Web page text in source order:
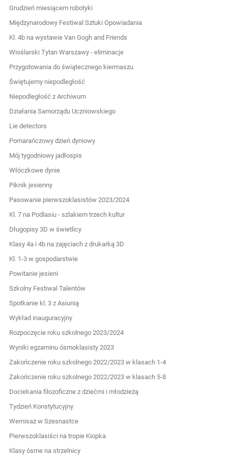
Grudzień miesiącem robotyki
Międzynarodowy Festiwal Sztuki Opowiadania
Kl. 4b na wystawie Van Gogh and Friends
Wioślarski Tytan Warszawy - eliminacje
Przygotowania do świątecznego kiermaszu
Świętujemy niepodległość
Niepodległość z Archiwum
Działania Samorządu Uczniowskiego
Lie detectors
Pomarańczowy dzień dyniowy
Mój tygodniowy jadłospis
Włóczkowe dynie
Piknik jesienny
Pasowanie pierwszoklasistów 2023/2024
Kl. 7 na Podlasiu - szlakiem trzech kultur
Długopisy 3D w świetlicy
Klasy 4a i 4b na zajęciach z drukarką 3D
Kl. 1-3 w gospodarstwie
Powitanie jesieni
Szkolny Festiwal Talentów
Spotkanie kl. 3 z Asiunią
Wykład inauguracyjny
Rozpoczęcie roku szkolnego 2023/2024
Wyniki egzaminu ósmoklasisty 2023
Zakończenie roku szkolnego 2022/2023 w klasach 1-4
Zakończenie roku szkolnego 2022/2023 w klasach 5-8
Dociekania filozoficzne z dziećmi i młodzieżą
Tydzień Konstytucyjny
Wernisaż w Szesnastce
Pierwszoklasiści na tropie Kiopka
Klasy ósme na strzelnicy